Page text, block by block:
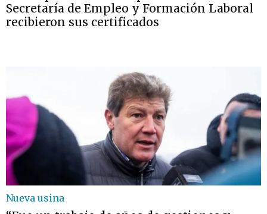
Secretaría de Empleo y Formación Laboral
recibieron sus certificados
Nueva usina